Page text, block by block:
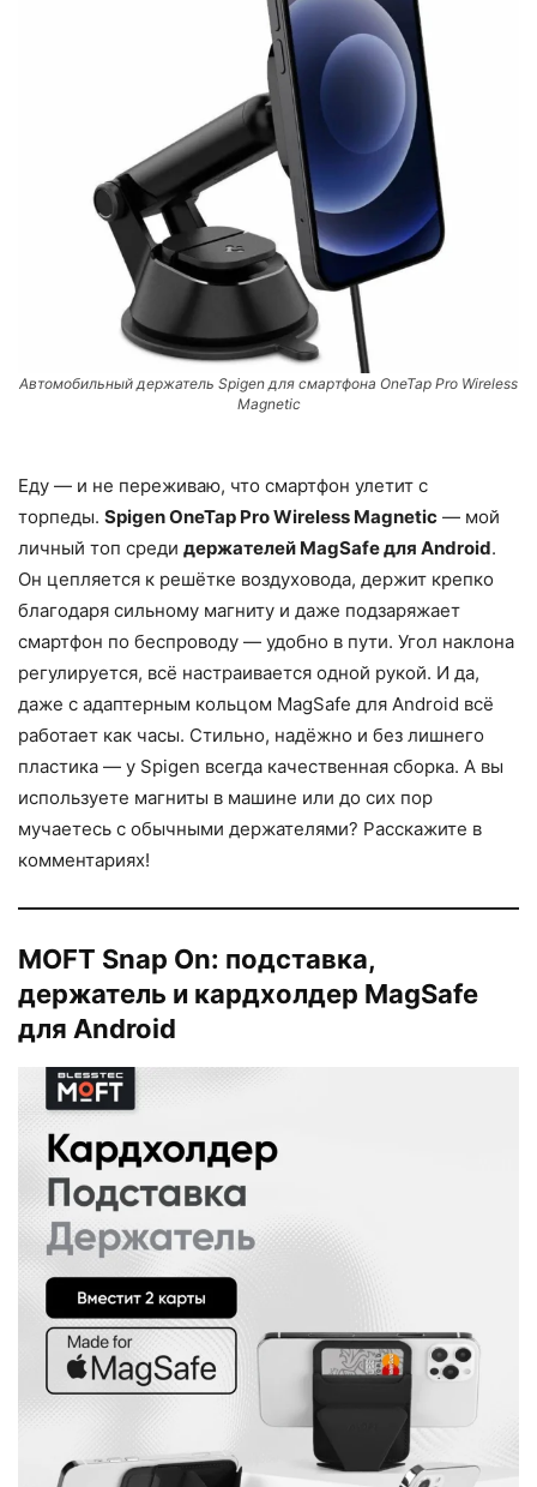
Автомобильный держатель Spigen для смартфона OneTap Pro Wireless
Magnetic
Еду — и не переживаю, что смартфон улетит с
торпеды. Spigen OneTap Pro Wireless Magnetic — мой
личный топ среди держателей MagSafe для Android.
Он цепляется к решётке воздуховода, держит крепко
благодаря сильному магниту и даже подзаряжает
смартфон по беспроводу — удобно в пути. Угол наклона
регулируется, всё настраивается одной рукой. И да,
даже с адаптерным кольцом MagSafe для Android всё
работает как часы. Стильно, надёжно и без лишнего
пластика — у Spigen всегда качественная сборка. А вы
используете магниты в машине или до сих пор
мучаетесь с обычными держателями? Расскажите в
комментариях!
MOFT Snap On: подставка,
держатель и кардхолдер MagSafe
для Android